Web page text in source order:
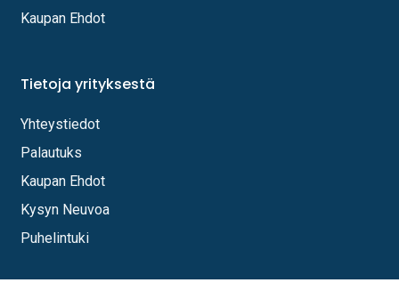
Kaupan Ehdot
Tietoja yrityksestä
Yhteystiedot
Palautuks
Kaupan Ehdot
Kysyn Neuvoa
Puhelintuki